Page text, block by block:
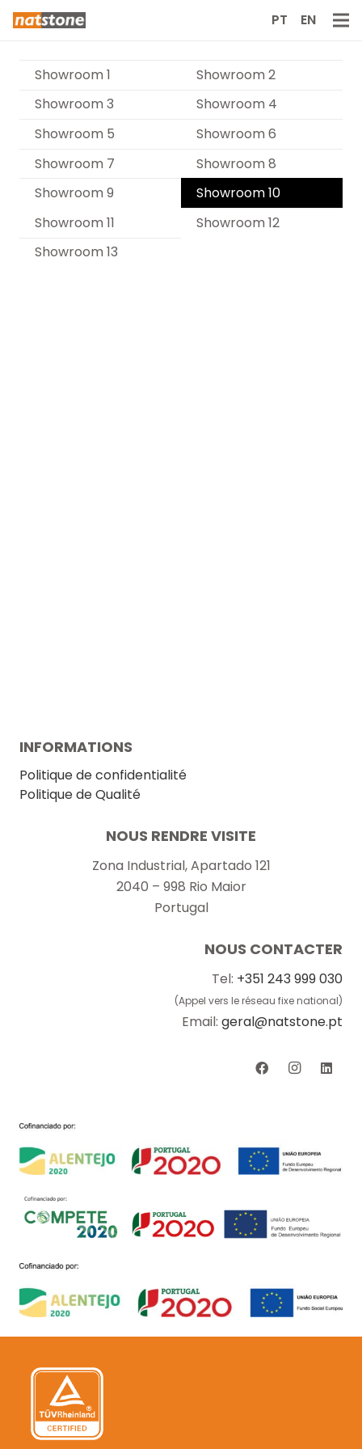
PT EN
Showroom 1
Showroom 2
Showroom 3
Showroom 4
Showroom 5
Showroom 6
Showroom 7
Showroom 8
Showroom 9
Showroom 10
Showroom 11
Showroom 12
Showroom 13
INFORMATIONS
Politique de confidentialité
Politique de Qualité
NOUS RENDRE VISITE
Zona Industrial, Apartado 121
2040 – 998 Rio Maior
Portugal
NOUS CONTACTER
Tel: +351 243 999 030
(Appel vers le réseau fixe national)
Email: geral@natstone.pt